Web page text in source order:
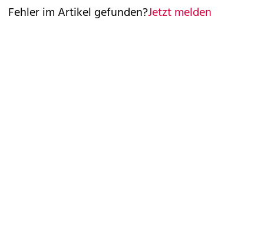
Fehler im Artikel gefunden?Jetzt melden